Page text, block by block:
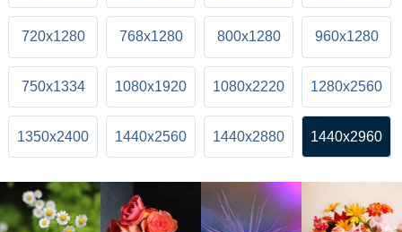
720x1280 768x1280 800x1280 960x1280
750x1334 1080x1920 1080x2220 1280x2560
1350x2400 1440x2560 1440x2880 1440x2960